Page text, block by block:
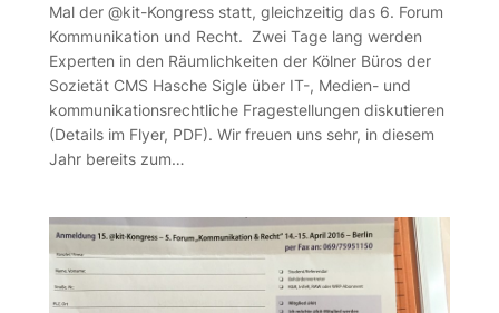
Mal der @kit-Kongress statt, gleichzeitig das 6. Forum
Kommunikation und Recht. Zwei Tage lang werden
Experten in den Räumlichkeiten der Kölner Büros der
Sozietät CMS Hasche Sigle über IT-, Medien- und
kommunikationsrechtliche Fragestellungen diskutieren
(Details im Flyer, PDF). Wir freuen uns sehr, in diesem
Jahr bereits zum…